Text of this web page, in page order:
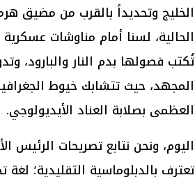
الخليج وتحديداً بالقرب من مضيق
الحالية، لسنا أمام مناوشات
تُكتب فصولها بدم النار والبارود،
المجهد، حيث تتشابك خيوط
العظمى بصلابة العناد الأيديولوجي.
اليوم، ونحن نتابع تصريحات الرئيس
تعترف بالدبلوماسية التقليدية؛